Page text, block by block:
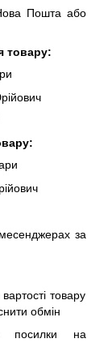
Пошта або
товару:
за
товару
обмін
посилки на